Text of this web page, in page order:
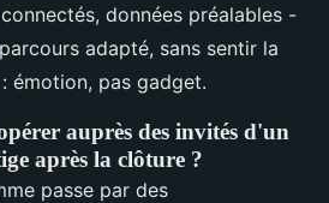
données préalables -
adapté, sans sentir la
émotion, pas gadget.
auprès des invités d'un
après la clôture ?
passe par des